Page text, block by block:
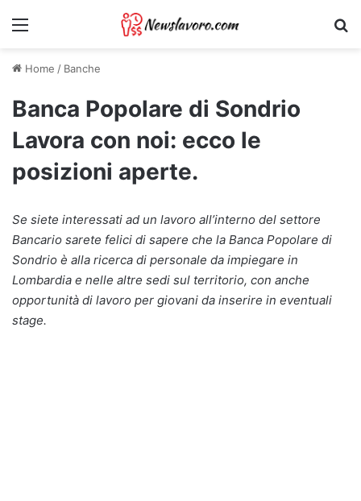
Menu
Home / Banche
Banca Popolare di Sondrio
Lavora con noi: ecco le
posizioni aperte.
Se siete interessati ad un lavoro all’interno del settore
Bancario sarete felici di sapere che la Banca Popolare di
Sondrio è alla ricerca di personale da impiegare in
Lombardia e nelle altre sedi sul territorio, con anche
opportunità di lavoro per giovani da inserire in eventuali
stage.